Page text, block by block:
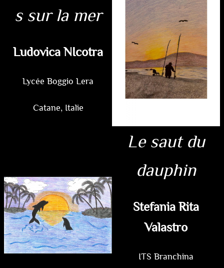
s sur la mer
Ludovica NIcotra
Lycée Boggio Lera
Catane, Italie
Le saut du
dauphin
Stefania Rita
Valastro
ITS Branchina